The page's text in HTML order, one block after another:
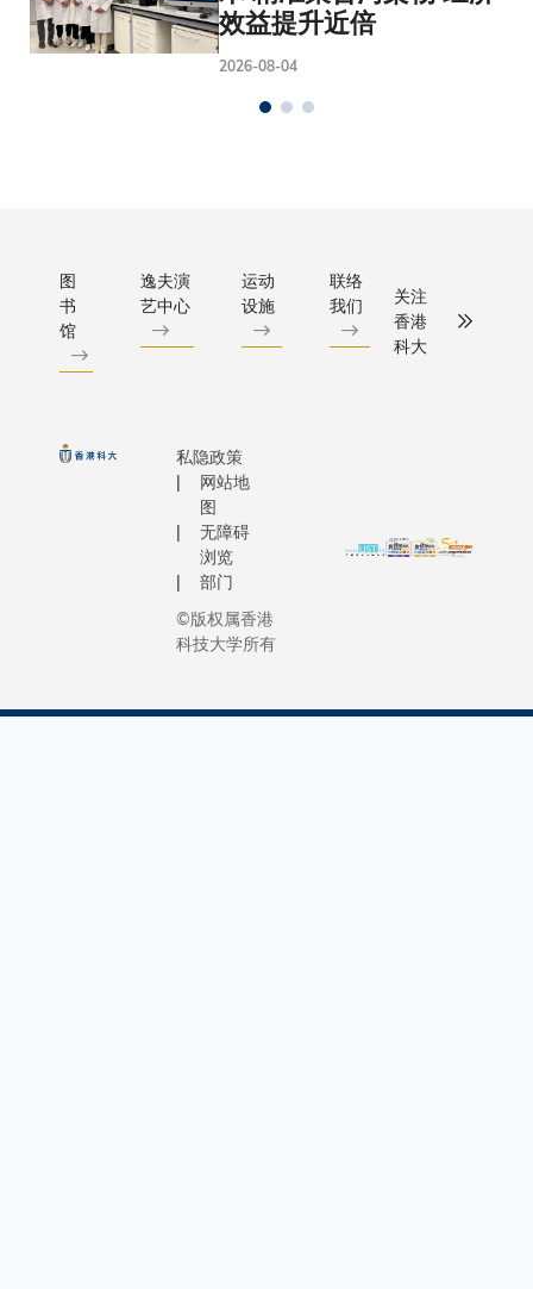
效益提升近倍
2026-08-04
图
书
馆
逸夫演
艺中心
运动
设施
联络
我们
关注
香港
科大
私隐政策
网站地
图
无障碍
浏览
部门
©版权属香港
科技大学所有